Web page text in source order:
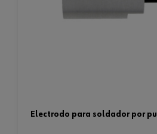
electrodo para soldador por